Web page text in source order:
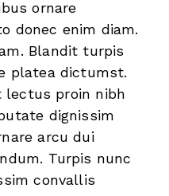
ornare
donec enim diam.
Blandit turpis
platea dictumst.
proin nibh
dignissim
arcu dui
Turpis nunc
convallis